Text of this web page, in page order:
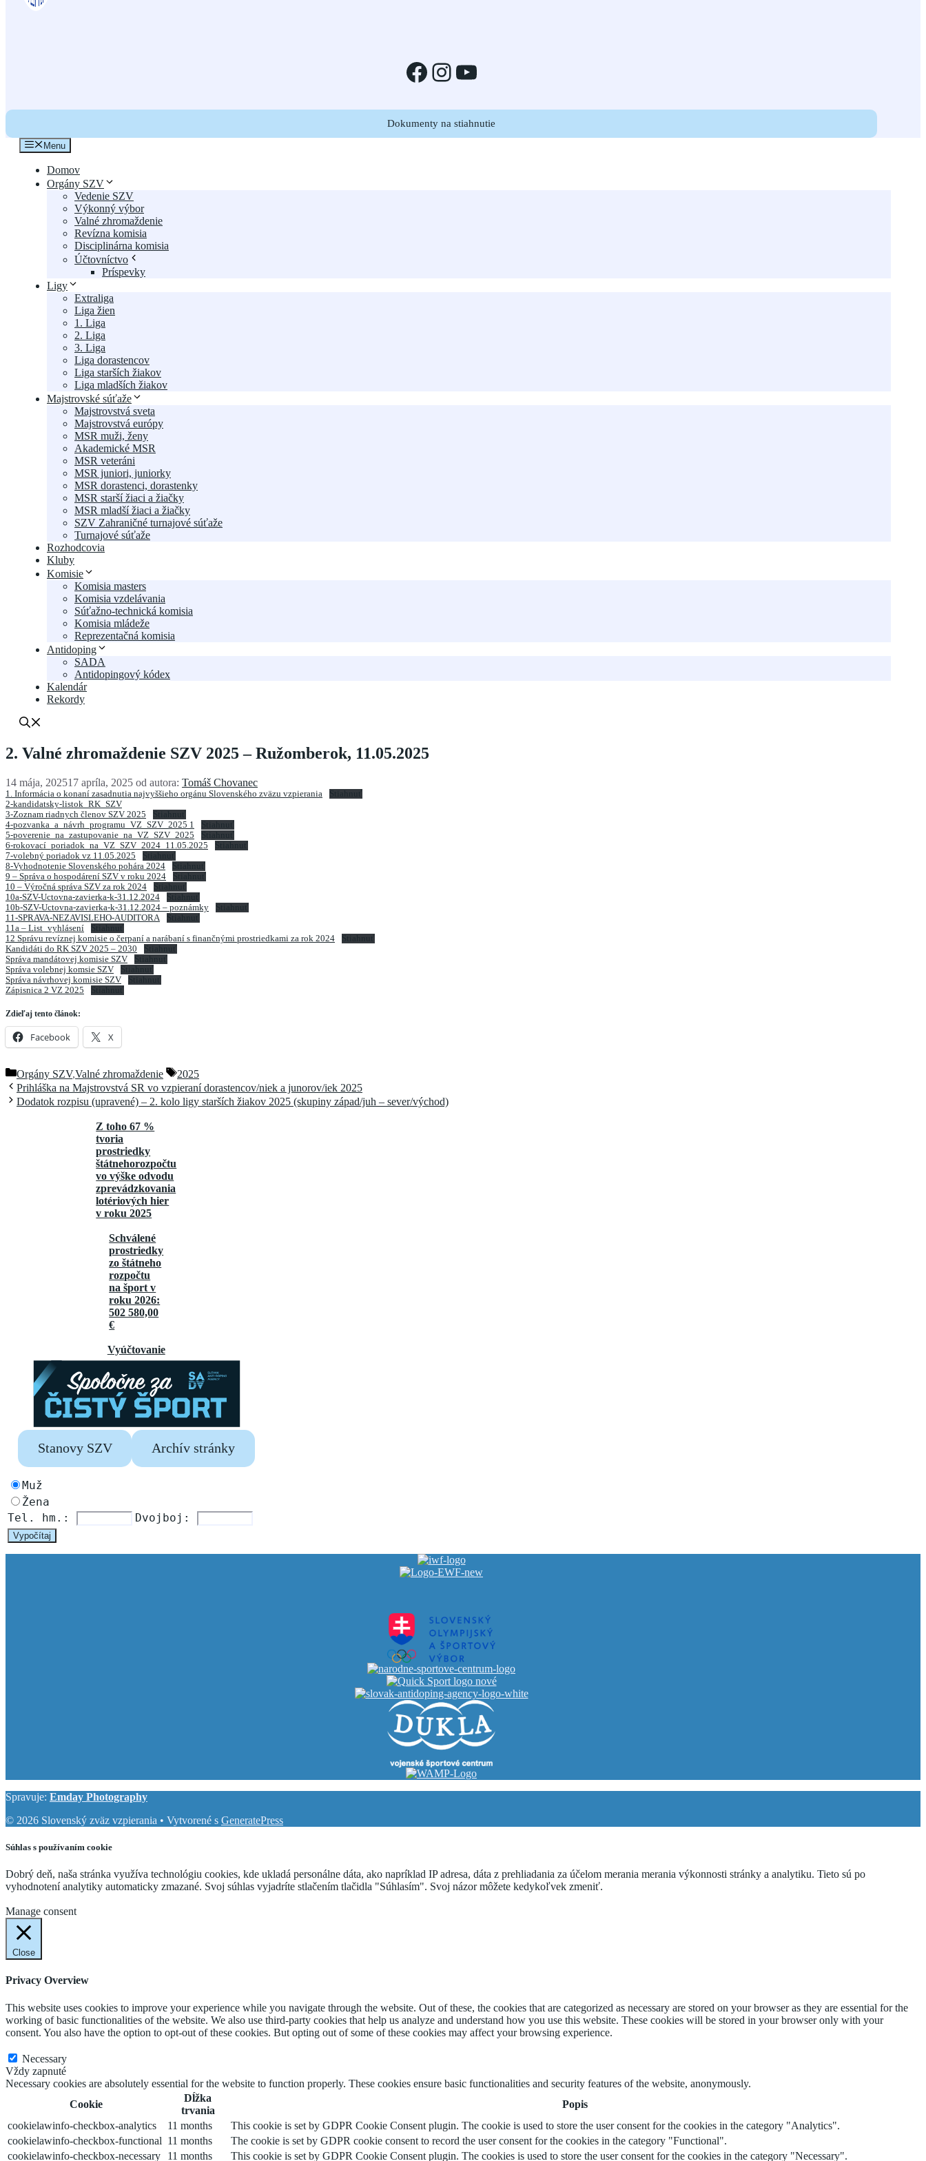
Facebook
Instagram
YouTube
Dokumenty na stiahnutie
Menu
Domov
Orgány SZV
Vedenie SZV
Výkonný výbor
Valné zhromaždenie
Revízna komisia
Disciplinárna komisia
Účtovníctvo
Príspevky
Ligy
Extraliga
Liga žien
1. Liga
2. Liga
3. Liga
Liga dorastencov
Liga starších žiakov
Liga mladších žiakov
Majstrovské súťaže
Majstrovstvá sveta
Majstrovstvá európy
MSR muži, ženy
Akademické MSR
MSR veteráni
MSR juniori, juniorky
MSR dorastenci, dorastenky
MSR starší žiaci a žiačky
MSR mladší žiaci a žiačky
SZV Zahraničné turnajové súťaže
Turnajové súťaže
Rozhodcovia
Kluby
Komisie
Komisia masters
Komisia vzdelávania
Súťažno-technická komisia
Komisia mládeže
Reprezentačná komisia
Antidoping
SADA
Antidopingový kódex
Kalendár
Rekordy
2. Valné zhromaždenie SZV 2025 – Ružomberok, 11.05.2025
14 mája, 202517 apríla, 2025 od autora: Tomáš Chovanec
1. Informácia o konaní zasadnutia najvyššieho orgánu Slovenského zväzu vzpierania
Stiahnuť
2-kandidatsky-listok_RK_SZV
3-Zoznam riadnych členov SZV 2025
Stiahnuť
4-pozvanka_a_návrh_programu_VZ_SZV_2025 1
Stiahnuť
5-poverenie_na_zastupovanie_na_VZ_SZV_2025
Stiahnuť
6-rokovací_poriadok_na_VZ_SZV_2024_11.05.2025
Stiahnuť
7-volebný poriadok vz 11.05.2025
Stiahnuť
8-Vyhodnotenie Slovenského pohára 2024
Stiahnuť
9 – Správa o hospodárení SZV v roku 2024
Stiahnuť
10 – Výročná správa SZV za rok 2024
Stiahnuť
10a-SZV-Uctovna-zavierka-k-31.12.2024
Stiahnuť
10b-SZV-Uctovna-zavierka-k-31.12.2024 – poznámky
Stiahnuť
11-SPRAVA-NEZAVISLEHO-AUDITORA
Stiahnuť
11a – List_vyhlásení
Stiahnuť
12 Správu revíznej komisie o čerpaní a narábaní s finančnými prostriedkami za rok 2024
Stiahnuť
Kandidáti do RK SZV 2025 – 2030
Stiahnuť
Správa mandátovej komisie SZV
Stiahnuť
Správa volebnej komsie SZV
Stiahnuť
Správa návrhovej komisie SZV
Stiahnuť
Zápisnica 2 VZ 2025
Stiahnuť
Zdieľaj tento článok:
Facebook X
Kategórie
Orgány SZV,Valné zhromaždenie Značky
2025
Prihláška na Majstrovstvá SR vo vzpieraní dorastencov/niek a junorov/iek 2025
Dodatok rozpisu (upravené) – 2. kolo ligy starších žiakov 2025 (skupiny západ/juh – sever/východ)
Z toho 67 %
tvoria
prostriedky
štátnehorozpočtu
vo výške odvodu
zprevádzkovania
lotériových hier
v roku 2025
Schválené
prostriedky
zo štátneho
rozpočtu
na šport v
roku 2026:
502 580,00
€
Vyúčtovanie
Stanovy SZV Archív stránky
Muž
Žena
Tel. hm.:
Dvojboj:
Spravuje: Emday Photography
© 2026 Slovenský zväz vzpierania • Vytvorené s GeneratePress
Súhlas s používaním cookie
Dobrý deň, naša stránka využíva technológiu cookies, kde ukladá personálne dáta, ako napríklad IP adresa, dáta z prehliadania za účelom merania merania výkonnosti stránky a analytiku. Tieto sú po
vyhodnotení analytiky automaticky zmazané. Svoj súhlas vyjadríte stlačením tlačidla "Súhlasím". Svoj názor môžete kedykoľvek zmeniť.
Manage consent
Close
Privacy Overview
This website uses cookies to improve your experience while you navigate through the website. Out of these, the cookies that are categorized as necessary are stored on your browser as they are essential for the
working of basic functionalities of the website. We also use third-party cookies that help us analyze and understand how you use this website. These cookies will be stored in your browser only with your
consent. You also have the option to opt-out of these cookies. But opting out of some of these cookies may affect your browsing experience.
Necessary
Vždy zapnuté
Necessary cookies are absolutely essential for the website to function properly. These cookies ensure basic functionalities and security features of the website, anonymously.
Cookie
Dĺžka
trvania
Popis
cookielawinfo-checkbox-analytics
11 months
This cookie is set by GDPR Cookie Consent plugin. The cookie is used to store the user consent for the cookies in the category "Analytics".
cookielawinfo-checkbox-functional 11 months
The cookie is set by GDPR cookie consent to record the user consent for the cookies in the category "Functional".
cookielawinfo-checkbox-necessary
11 months This cookie is set by GDPR Cookie Consent plugin. The cookies is used to store the user consent for the cookies in the category "Necessary".